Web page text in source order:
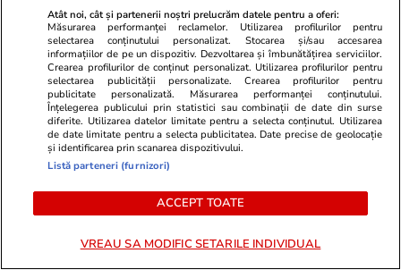
Înghețata proteică: o alternativă mai
sănătoasă sau o schemă bună de marketing?
Vacanțe și Cultură 15:43
Ziua Internațională a Pisicii. Ce trebuie să știi
dacă vrei să călătorești cu animalul de
companie în UE
Atât noi, cât și partenerii noștri prelucrăm datele pentru a oferi:
Măsurarea performanței reclamelor. Utilizarea profilurilor pentru
selectarea conținutului personalizat. Stocarea și/sau accesarea
informațiilor de pe un dispozitiv. Dezvoltarea și îmbunătățirea serviciilor.
Crearea profilurilor de conținut personalizat. Utilizarea profilurilor pentru
selectarea publicității personalizate. Crearea profilurilor pentru
publicitate personalizată. Măsurarea performanței conținutului.
Înțelegerea publicului prin statistici sau combinații de date din surse
diferite. Utilizarea datelor limitate pentru a selecta conținutul. Utilizarea
de date limitate pentru a selecta publicitatea. Date precise de geolocație
și identificarea prin scanarea dispozitivului.
Listă parteneri (furnizori)
ACCEPT TOATE
VREAU SA MODIFIC SETARILE INDIVIDUAL